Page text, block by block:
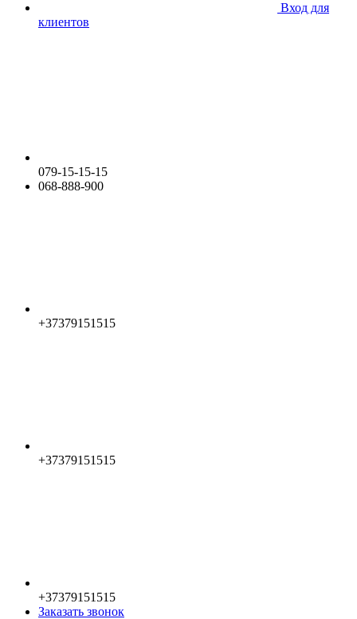
Вход для
клиентов
079-15-15-15
068-888-900
+37379151515
+37379151515
+37379151515
Заказать звонок